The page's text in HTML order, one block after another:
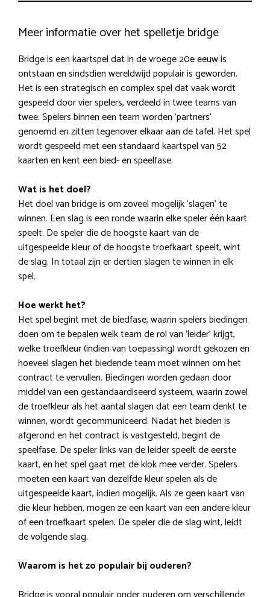
Meer informatie over het spelletje bridge
Bridge is een kaartspel dat in de vroege 20e eeuw is
ontstaan en sindsdien wereldwijd populair is geworden.
Het is een strategisch en complex spel dat vaak wordt
gespeeld door vier spelers, verdeeld in twee teams van
twee. Spelers binnen een team worden ‘partners’
genoemd en zitten tegenover elkaar aan de tafel. Het spel
wordt gespeeld met een standaard kaartspel van 52
kaarten en kent een bied- en speelfase.
Wat is het doel?
Het doel van bridge is om zoveel mogelijk ‘slagen’ te
winnen. Een slag is een ronde waarin elke speler één kaart
speelt. De speler die de hoogste kaart van de
uitgespeelde kleur of de hoogste troefkaart speelt, wint
de slag. In totaal zijn er dertien slagen te winnen in elk
spel.
Hoe werkt het?
Het spel begint met de biedfase, waarin spelers biedingen
doen om te bepalen welk team de rol van ‘leider’ krijgt,
welke troefkleur (indien van toepassing) wordt gekozen en
hoeveel slagen het biedende team moet winnen om het
contract te vervullen. Biedingen worden gedaan door
middel van een gestandaardiseerd systeem, waarin zowel
de troefkleur als het aantal slagen dat een team denkt te
winnen, wordt gecommuniceerd. Nadat het bieden is
afgerond en het contract is vastgesteld, begint de
speelfase. De speler links van de leider speelt de eerste
kaart, en het spel gaat met de klok mee verder. Spelers
moeten een kaart van dezelfde kleur spelen als de
uitgespeelde kaart, indien mogelijk. Als ze geen kaart van
die kleur hebben, mogen ze een kaart van een andere kleur
of een troefkaart spelen. De speler die de slag wint, leidt
de volgende slag.
Waarom is het zo populair bij ouderen?